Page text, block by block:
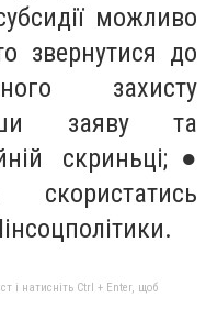
можливо
звернутися до
захисту
заяву та
скриньці;●
і натисніть Ctrl + Enter, щоб